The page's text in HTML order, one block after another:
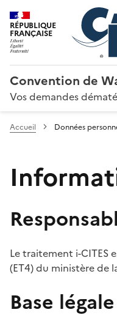
RÉPUBLIQUE
FRANÇAISE
Convention de
Vos demandes
Accueil Données
Le traitement i-CITES
(ET4) du ministère de
Base